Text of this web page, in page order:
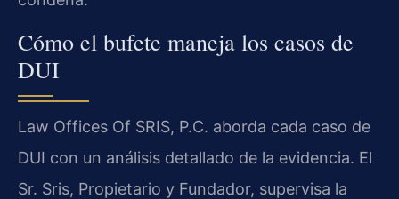
Cómo el bufete maneja los casos de
DUI
Law Offices Of SRIS, P.C. aborda cada caso de
DUI con un análisis detallado de la evidencia. El
Sr. Sris, Propietario y Fundador, supervisa la